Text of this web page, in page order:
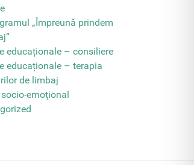
„Împreună prindem
educaționale – consiliere
educaționale – terapia
de limbaj
emoțional